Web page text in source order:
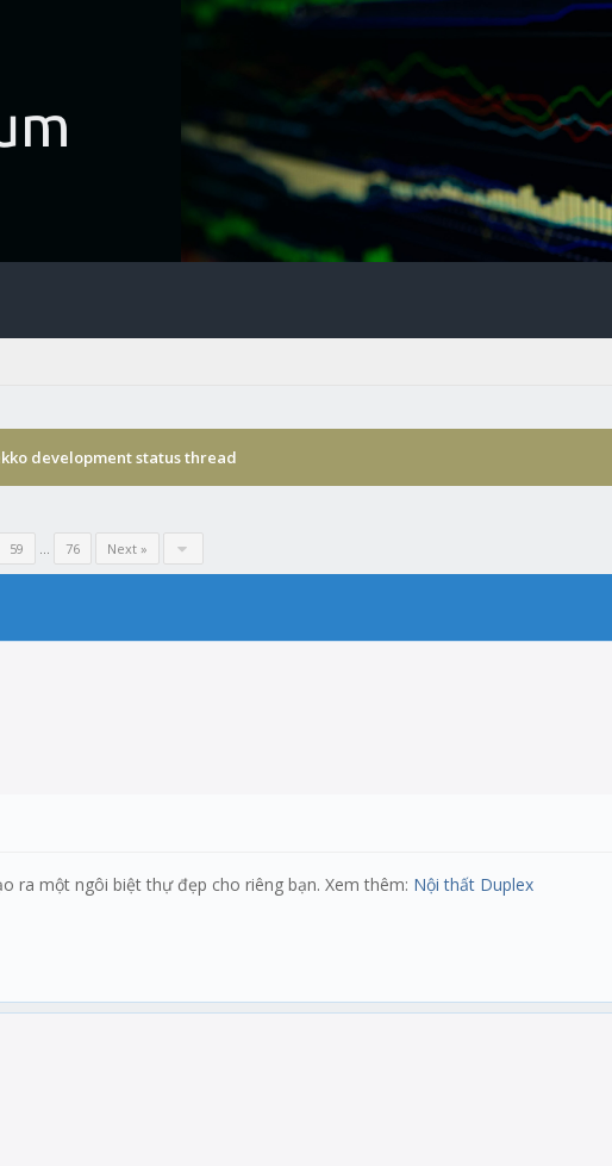
development status thread
59 ... 76 Next »
ra một ngôi biệt thự đẹp cho riêng bạn. Xem thêm: Nội thất Duplex